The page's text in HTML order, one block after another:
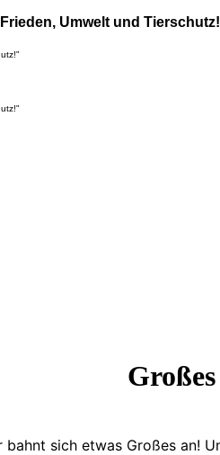
Umwelt und
bahnt sich etwas Großes an!